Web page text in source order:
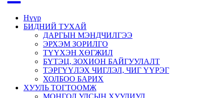
Нүүр
БИДНИЙ ТУХАЙ
ДАРГЫН МЭНДЧИЛГЭЭ
ЭРХЭМ ЗОРИЛГО
ТҮҮХЭН ХӨГЖИЛ
БҮТЭЦ, ЗОХИОН БАЙГУУЛАЛТ
ТЭРГҮҮЛЭХ ЧИГЛЭЛ, ЧИГ ҮҮРЭГ
ХОЛБОО БАРИХ
ХУУЛЬ ТОГТООМЖ
МОНГОЛ УЛСЫН ХУУЛИУД